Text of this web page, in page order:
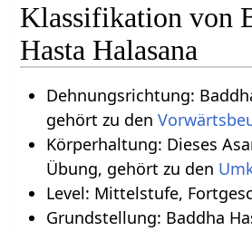
Klassifikation von
Hasta Halasana
Dehnungsrichtung:
gehört zu den
Körperhaltung: Dieses
Übung, gehört zu den
Level: Mittelstufe,
Grundstellung: Baddha